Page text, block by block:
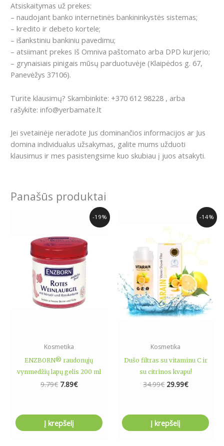
Atsiskaitymas už prekes:
– naudojant banko internetinės bankininkystės sistemas;
– kredito ir debeto kortele;
– išankstiniu bankiniu pavedimu;
– atsiimant prekes Iš Omniva paštomato arba DPD kurjerio;
– grynaisiais pinigais mūsų parduotuvėje (Klaipėdos g. 67,
Panevėžys 37106).
Turite klausimų? Skambinkite: +370 612 98228 , arba
rašykite: info@yerbamate.lt
Jei svetainėje neradote Jus dominančios informacijos ar Jus
domina individualus užsakymas, galite mums užduoti
klausimus ir mes pasistengsime kuo skubiau į juos atsakyti.
Panašūs produktai
-19%
Kosmetika
ENZBORN® raudonųjų
vynmedžių lapų gelis 200 ml
9.79€
9.79€.
7.89€
Current
price
7.89€.
Į krepšelį
-14%
Kosmetika
Dušo filtras su vitaminu C ir
su citrinos kvapu!
34.99€
was:
34.99€.
29.99€
Current
price
29.99€.
Į krepšelį